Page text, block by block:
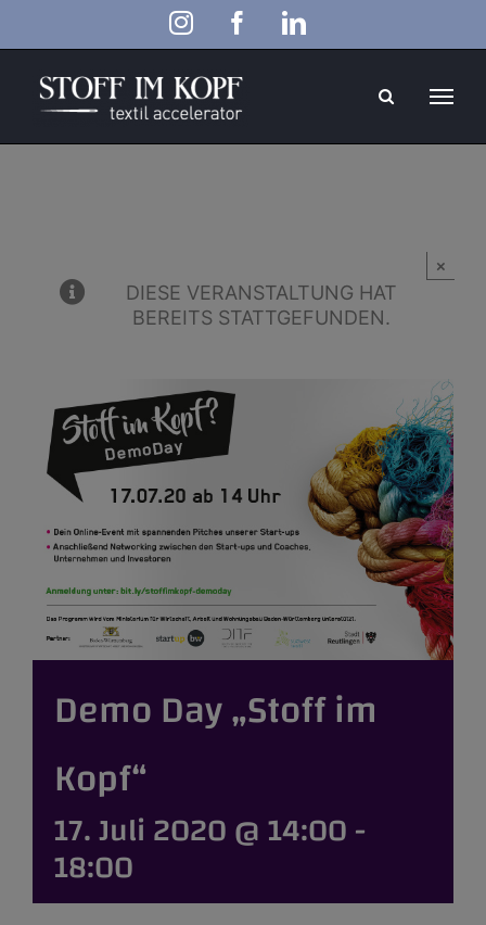
InstagramFacebookLinkedIn
DIESE VERANSTALTUNG HAT
BEREITS STATTGEFUNDEN.
×
Demo Day „Stoff im
Kopf“
17. Juli 2020 @ 14:00-
18:00